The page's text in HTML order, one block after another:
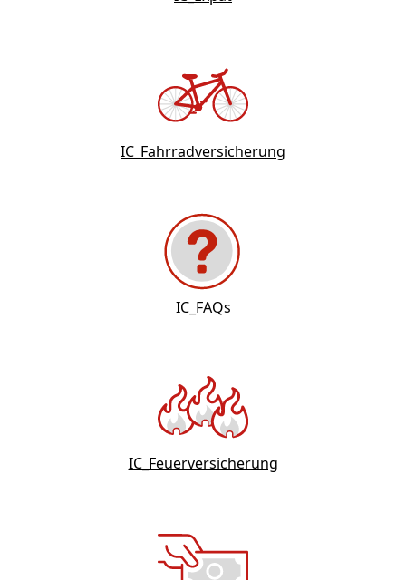
IC_Fahrradversicherung
IC_FAQs
IC_Feuerversicherung